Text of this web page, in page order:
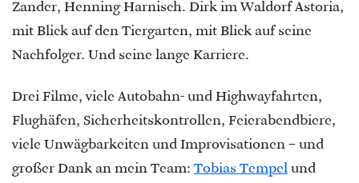
Zander, Henning Harnisch. Dirk im Waldorf Astoria,
mit Blick auf den Tiergarten, mit Blick auf seine
Nachfolger. Und seine lange Karriere.
Drei Filme, viele Autobahn- und Highwayfahrten,
Flughäfen, Sicherheitskontrollen, Feierabendbiere,
viele Unwägbarkeiten und Improvisationen – und
großer Dank an mein Team: Tobias Tempel und